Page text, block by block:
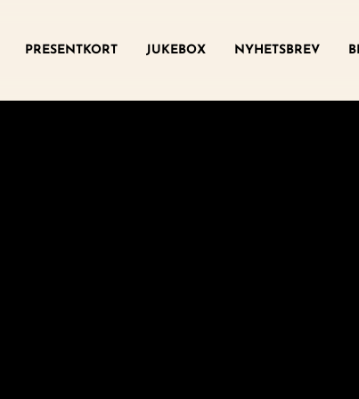
PRESENTKORT JUKEBOX NYHETSBREV